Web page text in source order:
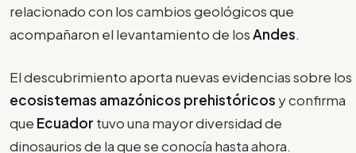
relacionado con los cambios geológicos que
acompañaron el levantamiento de losAndes.
El descubrimiento aporta nuevas evidencias sobre los
ecosistemas amazónicos prehistóricos y confirma
que Ecuador tuvo una mayor diversidad de
dinosaurios de la que se conocía hasta ahora.